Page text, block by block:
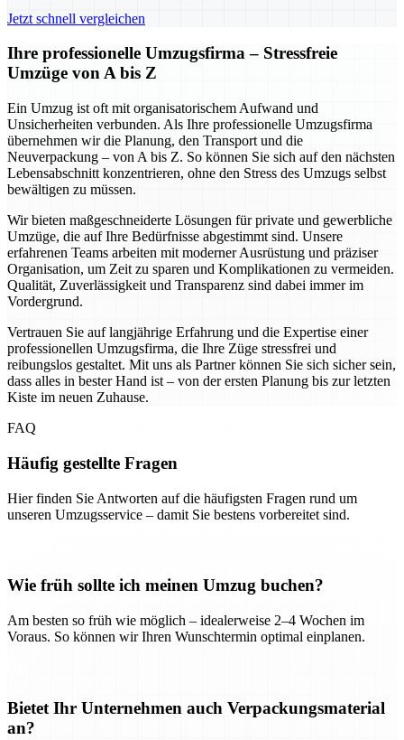
Jetzt schnell vergleichen
Ihre professionelle Umzugsfirma – Stressfreie
Umzüge von A bis Z
Ein Umzug ist oft mit organisatorischem Aufwand und
Unsicherheiten verbunden. Als Ihre professionelle Umzugsfirma
übernehmen wir die Planung, den Transport und die
Neuverpackung – von A bis Z. So können Sie sich auf den nächsten
Lebensabschnitt konzentrieren, ohne den Stress des Umzugs selbst
bewältigen zu müssen.
Wir bieten maßgeschneiderte Lösungen für private und gewerbliche
Umzüge, die auf Ihre Bedürfnisse abgestimmt sind. Unsere
erfahrenen Teams arbeiten mit moderner Ausrüstung und präziser
Organisation, um Zeit zu sparen und Komplikationen zu vermeiden.
Qualität, Zuverlässigkeit und Transparenz sind dabei immer im
Vordergrund.
Vertrauen Sie auf langjährige Erfahrung und die Expertise einer
professionellen Umzugsfirma, die Ihre Züge stressfrei und
reibungslos gestaltet. Mit uns als Partner können Sie sich sicher sein,
dass alles in bester Hand ist – von der ersten Planung bis zur letzten
Kiste im neuen Zuhause.
FAQ
Häufig gestellte Fragen
Hier finden Sie Antworten auf die häufigsten Fragen rund um
unseren Umzugsservice – damit Sie bestens vorbereitet sind.
Wie früh sollte ich meinen Umzug buchen?
Am besten so früh wie möglich – idealerweise 2–4 Wochen im
Voraus. So können wir Ihren Wunschtermin optimal einplanen.
Bietet Ihr Unternehmen auch Verpackungsmaterial
an?